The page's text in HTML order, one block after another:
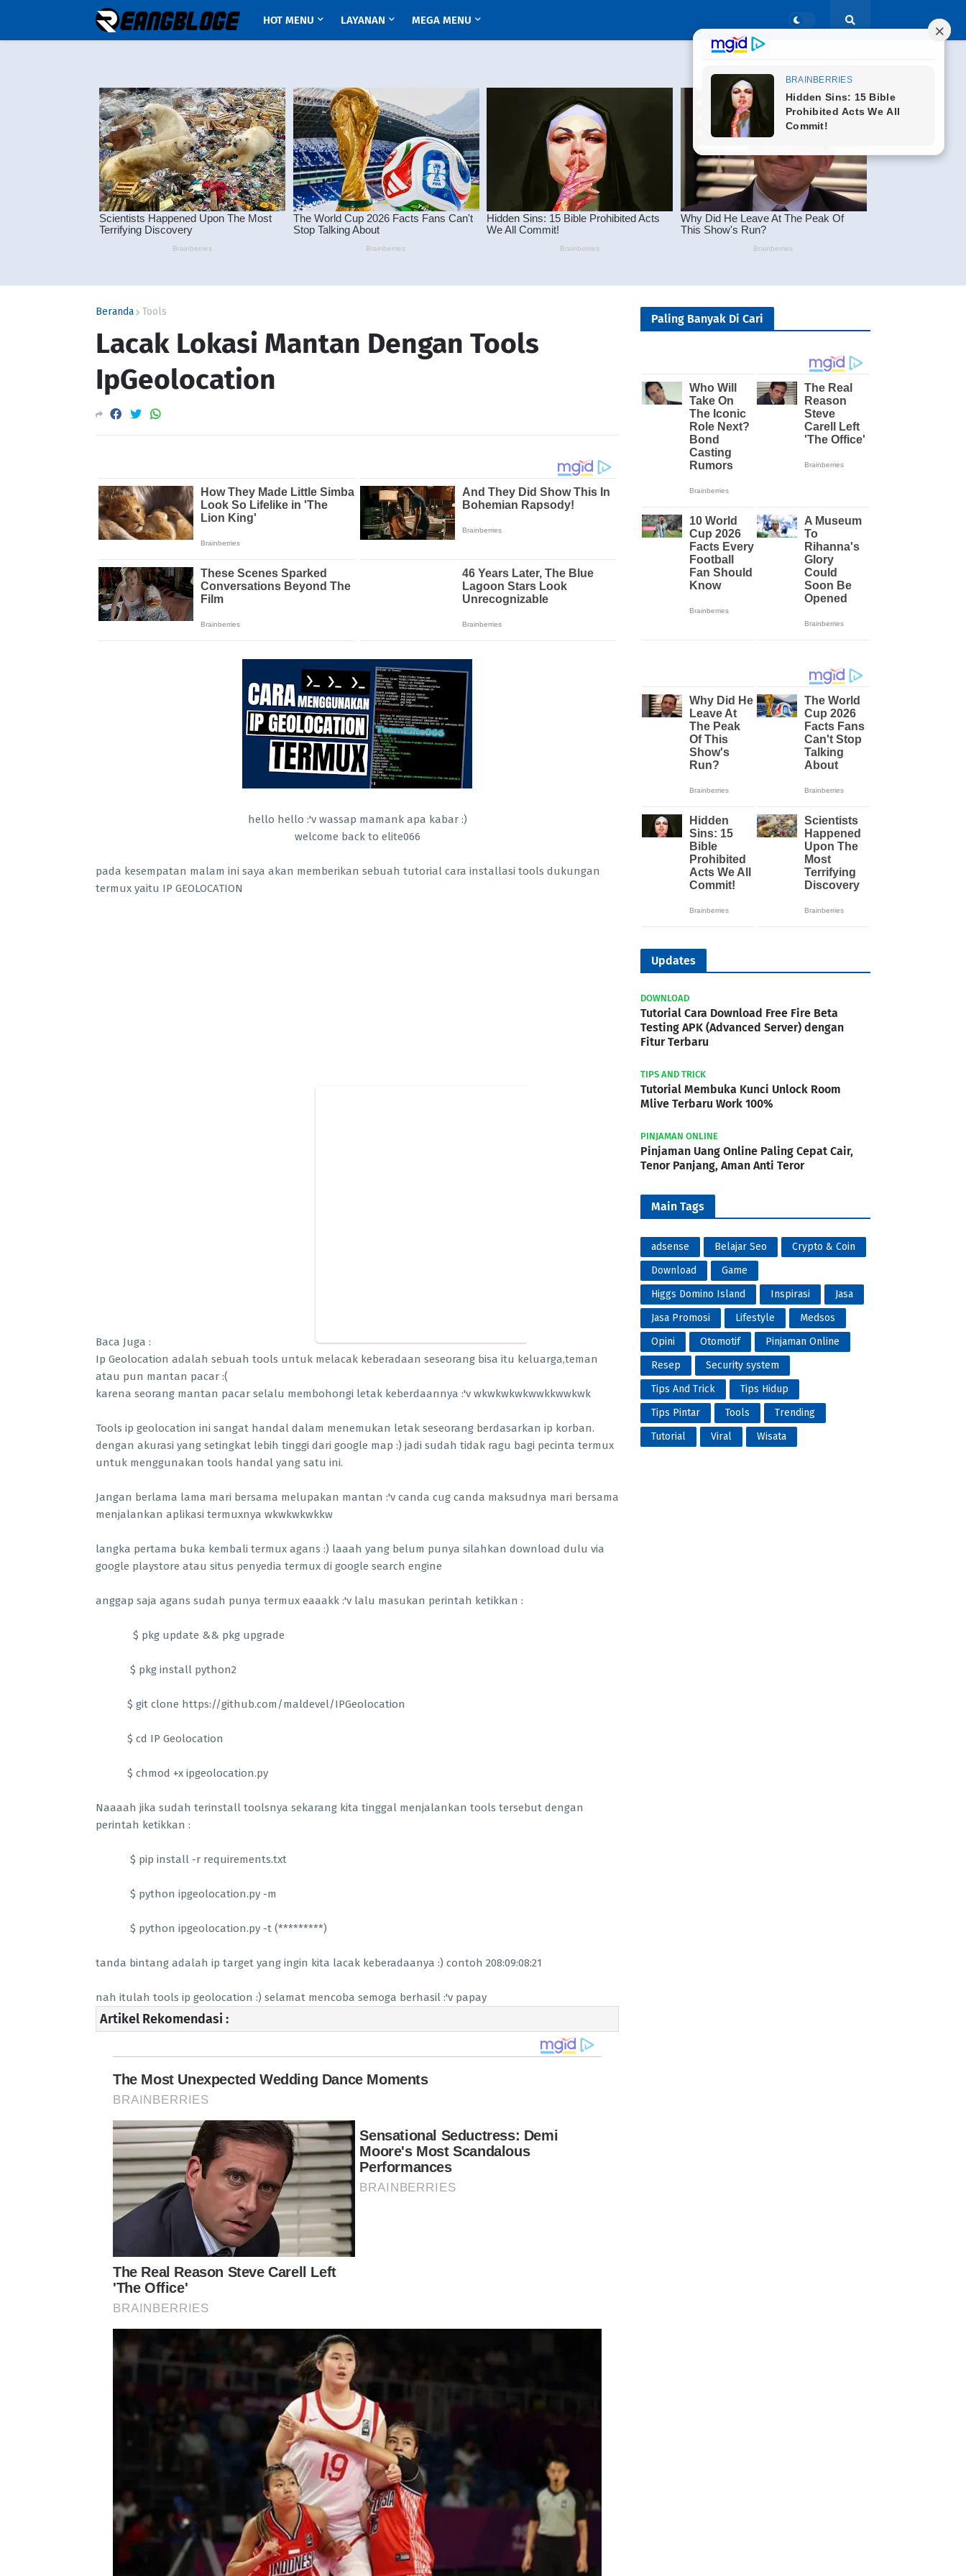
HOT MENU LAYANAN MEGA MENU
Beranda Tools
Lacak Lokasi Mantan Dengan Tools
IpGeolocation
hello hello :'v wassap mamank apa kabar :)
welcome back to elite066
pada kesempatan malam ini saya akan memberikan sebuah tutorial cara installasi tools dukungan
termux yaitu IP GEOLOCATION
Baca Juga :
Ip Geolocation adalah sebuah tools untuk melacak keberadaan seseorang bisa itu keluarga,teman
atau pun mantan pacar :(
karena seorang mantan pacar selalu membohongi letak keberdaannya :'v wkwkwkwkwwkkwwkwk
Tools ip geolocation ini sangat handal dalam menemukan letak seseorang berdasarkan ip korban.
dengan akurasi yang setingkat lebih tinggi dari google map :) jadi sudah tidak ragu bagi pecinta termux
untuk menggunakan tools handal yang satu ini.
Jangan berlama lama mari bersama melupakan mantan :'v canda cug canda maksudnya mari bersama
menjalankan aplikasi termuxnya wkwkwkwkkw
langka pertama buka kembali termux agans :) laaah yang belum punya silahkan download dulu via
google playstore atau situs penyedia termux di google search engine
anggap saja agans sudah punya termux eaaakk :'v lalu masukan perintah ketikkan :
$ pkg update && pkg upgrade
$ pkg install python2
$ git clone https://github.com/maldevel/IPGeolocation
$ cd IP Geolocation
$ chmod +x ipgeolocation.py
Naaaah jika sudah terinstall toolsnya sekarang kita tinggal menjalankan tools tersebut dengan
perintah ketikkan :
$ pip install -r requirements.txt
$ python ipgeolocation.py -m
$ python ipgeolocation.py -t (*********)
tanda bintang adalah ip target yang ingin kita lacak keberadaanya :) contoh 208:09:08:21
nah itulah tools ip geolocation :) selamat mencoba semoga berhasil :'v papay
Artikel Rekomendasi :
Paling Banyak Di Cari
Updates
DOWNLOAD
Tutorial Cara Download Free Fire Beta
Testing APK (Advanced Server) dengan
Fitur Terbaru
TIPS AND TRICK
Tutorial Membuka Kunci Unlock Room
Mlive Terbaru Work 100%
PINJAMAN ONLINE
Pinjaman Uang Online Paling Cepat Cair,
Tenor Panjang, Aman Anti Teror
Main Tags
adsense Belajar Seo
Crypto & Coin
Download
Game
Higgs Domino Island
Inspirasi
Jasa
Jasa Promosi
Lifestyle
Medsos
Opini
Otomotif
Pinjaman Online
Resep
Security system
Tips And Trick
Tips Hidup
Tips Pintar
Tools
Trending
Tutorial
Viral Wisata